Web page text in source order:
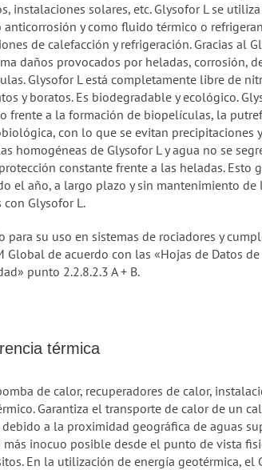
instalaciones solares, etc. Glysofor L se
y como fluido térmico o
de calefacción y refrigeración. Gracias al
daños provocados por heladas, corrosión,
Glysofor L está completamente libre de
y boratos. Es biodegradable y ecológico.
frente a la formación de biopelículas, la
con lo que se evitan precipitaciones y
homogéneas de Glysofor L y agua no se
constante frente a las heladas. Esto
el año, a largo plazo y sin mantenimiento de
Glysofor L.
para su uso en sistemas de rociadores y
Global de acuerdo con las «Hojas de Datos
punto 2.2.8.2.3 A + B.
térmica
de calor, recuperadores de calor,
Garantiza el transporte de calor de un
a la proximidad geográfica de aguas
inocuo posible desde el punto de vista
En la utilización de energía geotérmica,